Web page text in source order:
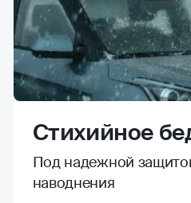
Стихийное
Под надежной
наводнения